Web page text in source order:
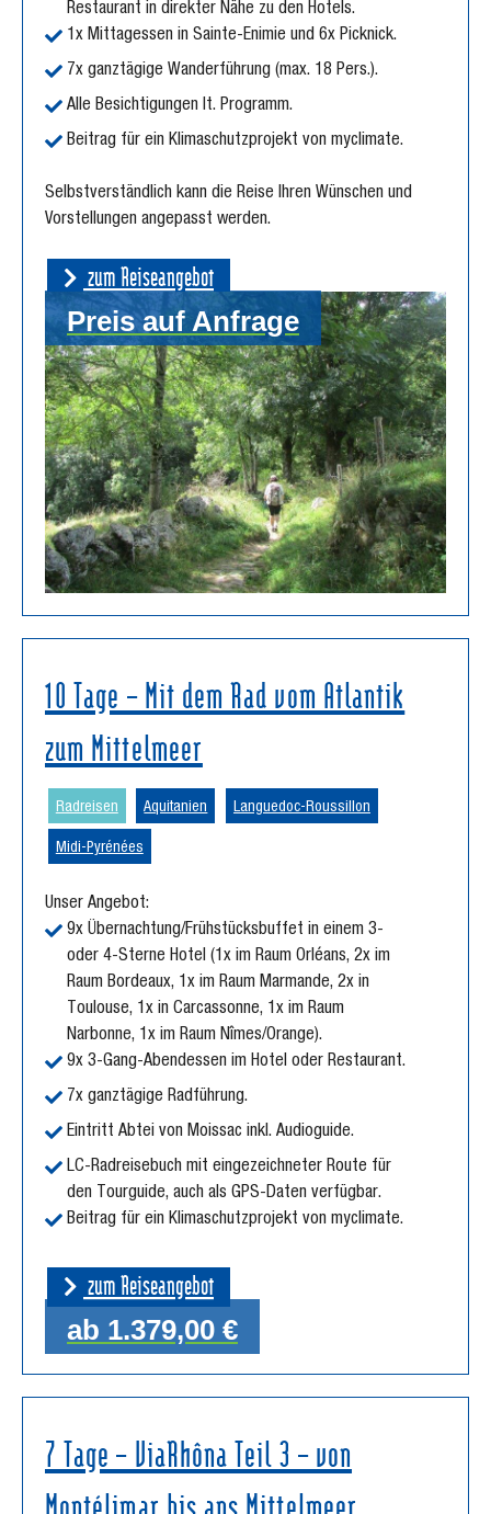
Restaurant in direkter Nähe zu den Hotels.
1x Mittagessen in Sainte-Enimie und 6x Picknick.
7x ganztägige Wanderführung (max. 18 Pers.).
Alle Besichtigungen lt. Programm.
Beitrag für ein Klimaschutzprojekt von myclimate.
Selbstverständlich kann die Reise Ihren Wünschen und
Vorstellungen angepasst werden.
zum Reiseangebot
Preis auf Anfrage
10 Tage – Mit dem Rad vom Atlantik
zum Mittelmeer
Radreisen Aquitanien Languedoc-Roussillon
Midi-Pyrénées
Unser Angebot:
9x Übernachtung/Frühstücksbuffet in einem 3-
oder 4-Sterne Hotel (1x im Raum Orléans, 2x im
Raum Bordeaux, 1x im Raum Marmande, 2x in
Toulouse, 1x in Carcassonne, 1x im Raum
Narbonne, 1x im Raum Nîmes/Orange).
9x 3-Gang-Abendessen im Hotel oder Restaurant.
7x ganztägige Radführung.
Eintritt Abtei von Moissac inkl. Audioguide.
LC-Radreisebuch mit eingezeichneter Route für
den Tourguide, auch als GPS-Daten verfügbar.
Beitrag für ein Klimaschutzprojekt von myclimate.
zum Reiseangebot
ab 1.379,00 €
7 Tage – ViaRhôna Teil 3 – von
Montélimar bis ans Mittelmeer